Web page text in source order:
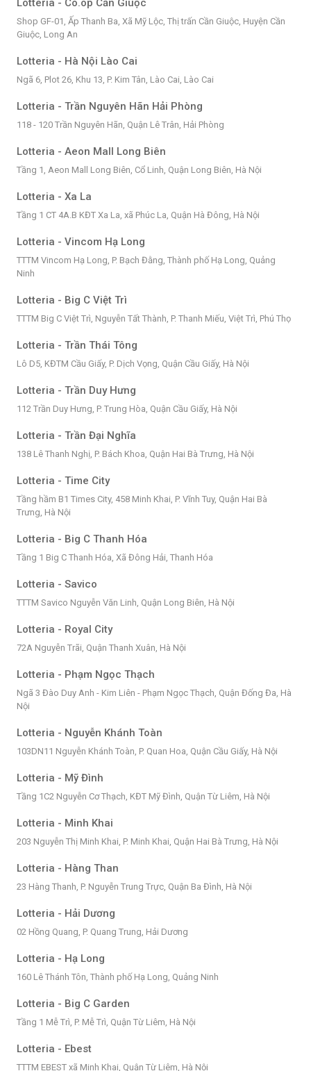
Lotteria - Co.op Cần Giuộc
Shop GF-01, Ấp Thanh Ba, Xã Mỹ Lộc, Thị trấn Cần Giuộc, Huyện Cần
Giuộc, Long An
Lotteria - Hà Nội Lào Cai
Ngã 6, Plot 26, Khu 13, P. Kim Tân, Lào Cai, Lào Cai
Lotteria - Trần Nguyên Hãn Hải Phòng
118 - 120 Trần Nguyên Hãn, Quận Lê Trân, Hải Phòng
Lotteria - Aeon Mall Long Biên
Tầng 1, Aeon Mall Long Biên, Cổ Linh, Quận Long Biên, Hà Nội
Lotteria - Xa La
Tầng 1 CT 4A.B KĐT Xa La, xã Phúc La, Quận Hà Đông, Hà Nội
Lotteria - Vincom Hạ Long
TTTM Vincom Hạ Long, P. Bạch Đằng, Thành phố Hạ Long, Quảng
Ninh
Lotteria - Big C Việt Trì
TTTM Big C Việt Trì, Nguyễn Tất Thành, P. Thanh Miếu, Việt Trì, Phú Thọ
Lotteria - Trần Thái Tông
Lô D5, KĐTM Cầu Giấy, P. Dịch Vọng, Quận Cầu Giấy, Hà Nội
Lotteria - Trần Duy Hưng
112 Trần Duy Hưng, P. Trung Hòa, Quận Cầu Giấy, Hà Nội
Lotteria - Trần Đại Nghĩa
138 Lê Thanh Nghị, P. Bách Khoa, Quận Hai Bà Trưng, Hà Nội
Lotteria - Time City
Tầng hầm B1 Times City, 458 Minh Khai, P. Vĩnh Tuy, Quận Hai Bà
Trưng, Hà Nội
Lotteria - Big C Thanh Hóa
Tầng 1 Big C Thanh Hóa, Xã Đông Hải, Thanh Hóa
Lotteria - Savico
TTTM Savico Nguyễn Văn Linh, Quận Long Biên, Hà Nội
Lotteria - Royal City
72A Nguyễn Trãi, Quận Thanh Xuân, Hà Nội
Lotteria - Phạm Ngọc Thạch
Ngã 3 Đào Duy Anh - Kim Liên - Phạm Ngọc Thạch, Quận Đống Đa, Hà
Nội
Lotteria - Nguyễn Khánh Toàn
103DN11 Nguyễn Khánh Toàn, P. Quan Hoa, Quận Cầu Giấy, Hà Nội
Lotteria - Mỹ Đình
Tầng 1C2 Nguyễn Cơ Thạch, KĐT Mỹ Đình, Quận Từ Liêm, Hà Nội
Lotteria - Minh Khai
203 Nguyễn Thị Minh Khai, P. Minh Khai, Quận Hai Bà Trưng, Hà Nội
Lotteria - Hàng Than
23 Hàng Thanh, P. Nguyễn Trung Trực, Quận Ba Đình, Hà Nội
Lotteria - Hải Dương
02 Hồng Quang, P. Quang Trung, Hải Dương
Lotteria - Hạ Long
160 Lê Thánh Tôn, Thành phố Hạ Long, Quảng Ninh
Lotteria - Big C Garden
Tầng 1 Mễ Trì, P. Mễ Trì, Quận Từ Liêm, Hà Nội
Lotteria - Ebest
TTTM EBEST xã Minh Khai, Quận Từ Liêm, Hà Nội